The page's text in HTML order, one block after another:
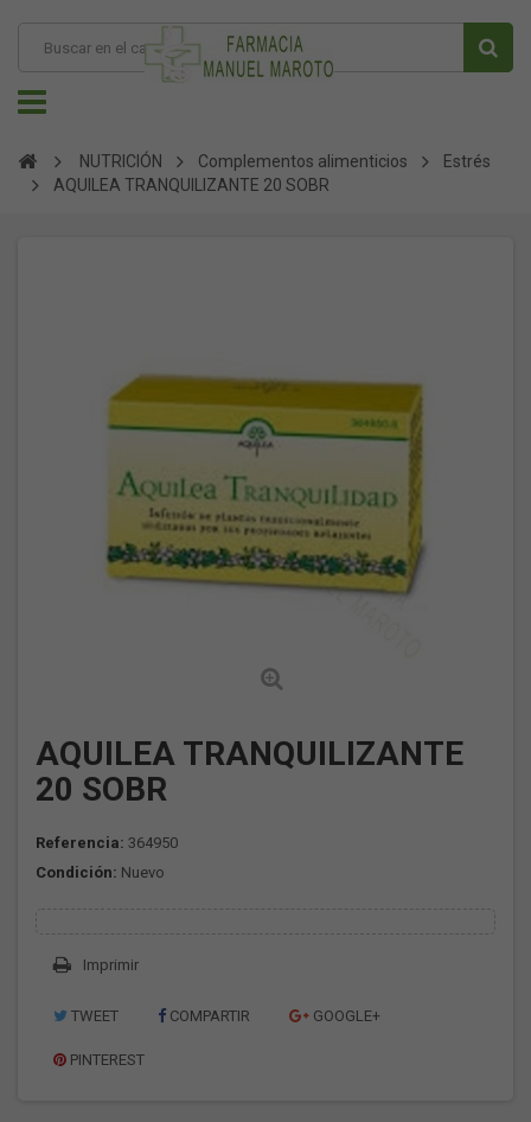
NUTRICIÓN Complementos alimenticios
Estrés
AQUILEA TRANQUILIZANTE 20 SOBR
AQUILEA TRANQUILIZANTE
20 SOBR
Referencia: 364950
Condición: Nuevo
Imprimir
TWEET COMPARTIR GOOGLE+
PINTEREST